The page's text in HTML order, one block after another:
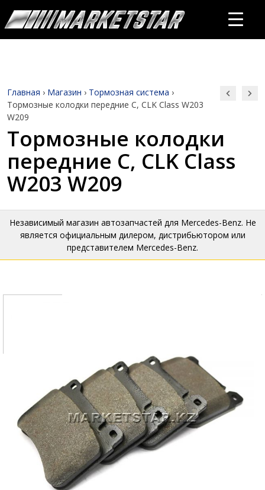
Главная › Магазин › Тормозная система ›
Тормозные колодки передние C, CLK Class W203
W209
Тормозные колодки
передние C, CLK Class
W203 W209
Независимый магазин автозапчастей для Mercedes-Benz. Не
является официальным дилером, дистрибьютором или
представителем Mercedes-Benz.